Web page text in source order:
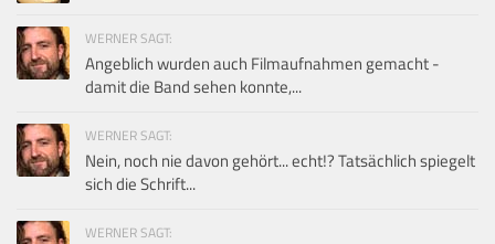
WERNER SAGT:
Angeblich wurden auch Filmaufnahmen gemacht -
damit die Band sehen konnte,...
WERNER SAGT:
Nein, noch nie davon gehört... echt!? Tatsächlich spiegelt
sich die Schrift...
WERNER SAGT: